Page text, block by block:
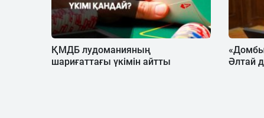
ҚМДБ лудоманияның
шариғаттағы үкімін айтты
Әлтай